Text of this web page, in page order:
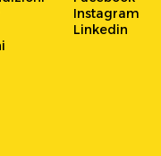
Instagram
Linkedin